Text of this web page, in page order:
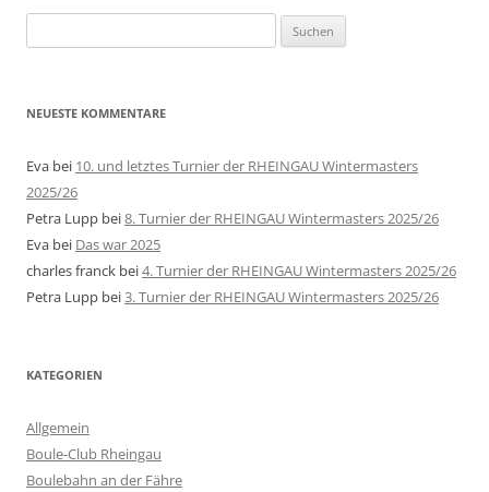
nach:
NEUESTE KOMMENTARE
Eva bei 10. und letztes Turnier der RHEINGAU Wintermasters
2025/26
Petra Lupp bei8. Turnier der RHEINGAU Wintermasters 2025/26
Eva bei Das war 2025
charles franck bei4. Turnier der RHEINGAU Wintermasters 2025/26
Petra Lupp bei3. Turnier der RHEINGAU Wintermasters 2025/26
KATEGORIEN
Allgemein
Boule-Club Rheingau
Boulebahn an der Fähre